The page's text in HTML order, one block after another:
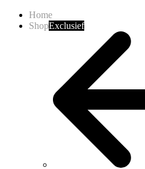
Home
ShopExclusief